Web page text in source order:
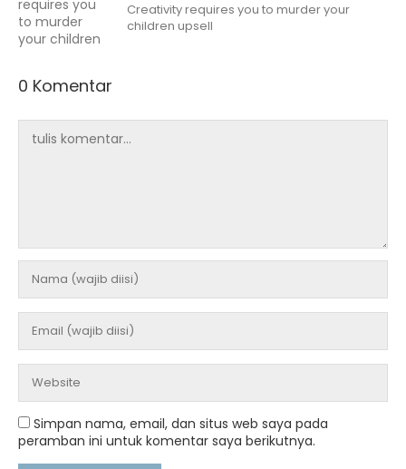
Creativity requires you to murder your
children upsell
0 Komentar
Simpan nama, email, dan situs web saya pada
peramban ini untuk komentar saya berikutnya.